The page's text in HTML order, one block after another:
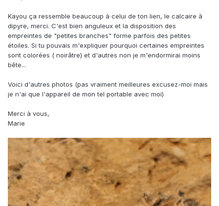
Kayou ça ressemble beaucoup à celui de ton lien, le calcaire à
dipyre, merci. C'est bien anguleux et la disposition des
empreintes de "petites branches" forme parfois des petites
étoiles. Si tu pouvais m'expliquer pourquoi certaines empreintes
sont colorées ( noirâtre) et d'autres non je m'endormirai moins
bête...
Voici d'autres photos (pas vraiment meilleures excusez-moi mais
je n'ai que l'appareil de mon tel portable avec moi)
Merci à vous,
Marie